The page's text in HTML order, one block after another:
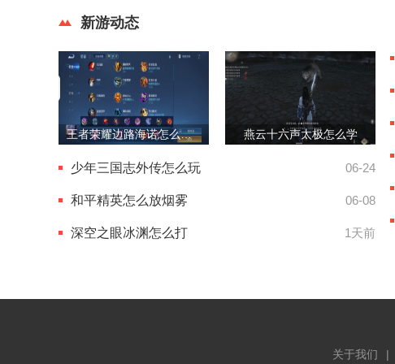
新游动态
王者荣耀边路海诺怎么出装 燕云十六声太极怎么学
少年三国志外传怎么玩 06-24
和平精英怎么放烟雾 06-08
深空之眼冰渊怎么打 1天前
关于我们